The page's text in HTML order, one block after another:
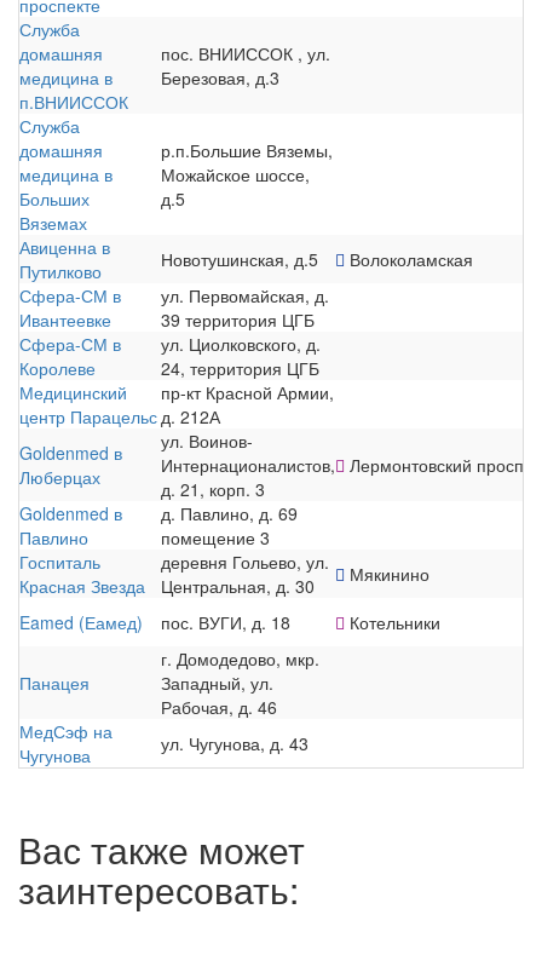
Служба
домашняя
медицина в
п.ВНИИССОК
пос. ВНИИССОК , ул.
Березовая, д.3
Служба
домашняя
медицина в
Больших
Вяземах
р.п.Большие Вяземы,
Можайское шоссе,
д.5
Авиценна в
Путилково
Новотушинская, д.5
Волоколамская
Сфера-СМ в
Ивантеевке
ул. Первомайская, д.
39 территория ЦГБ
Сфера-СМ в
Королеве
ул. Циолковского, д.
24, территория ЦГБ
Медицинский
центр Парацельс
пр-кт Красной Армии,
д. 212А
Goldenmed в
Люберцах
ул. Воинов-
Интернационалистов,
д. 21, корп. 3
Лермонтовский
Goldenmed в
Павлино
д. Павлино, д. 69
помещение 3
Госпиталь
Красная Звезда
деревня Гольево, ул.
Центральная, д. 30
Мякинино
Eamed (Еамед)
пос. ВУГИ, д. 18 Котельники
Панацея
г. Домодедово, мкр.
Западный, ул.
Рабочая, д. 46
МедСэф на
Чугунова
ул. Чугунова, д. 43
Вас также может
заинтересовать: